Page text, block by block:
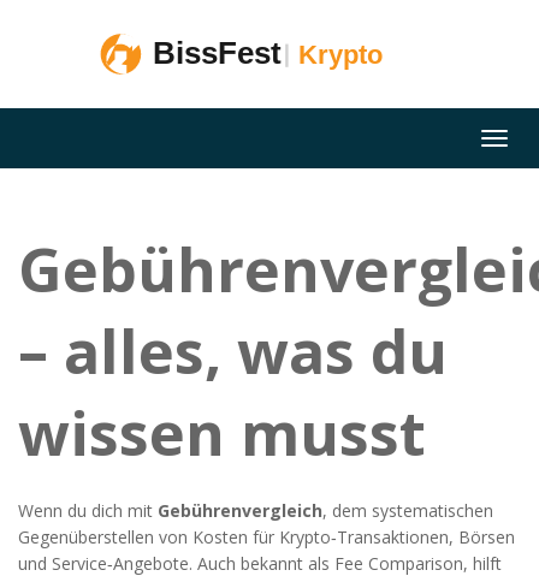
– alles, was du
wissen musst
Wenn du dich mit Gebührenvergleich, dem systematischen
Gegenüberstellen von Kosten für Krypto‑Transaktionen, Börsen
und Service‑Angebote. Auch bekannt als Fee Comparison, hilft